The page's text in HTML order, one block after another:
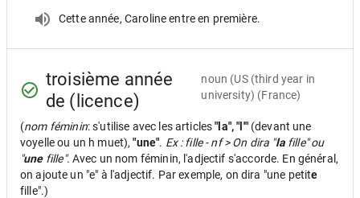
Cette année, Caroline entre en première.
troisième année
de (licence)
noun (US (third year in
university) (France)
(nom féminin: s'utilise avec les articles"la", "l'" (devant une
voyelle ou un h muet),"une". Ex : fille - nf > On dira "lafille" ou
"unefille". Avec un nom féminin, l'adjectif s'accorde. En général,
on ajoute un "e" à l'adjectif. Par exemple, on dira "une petite
fille".)